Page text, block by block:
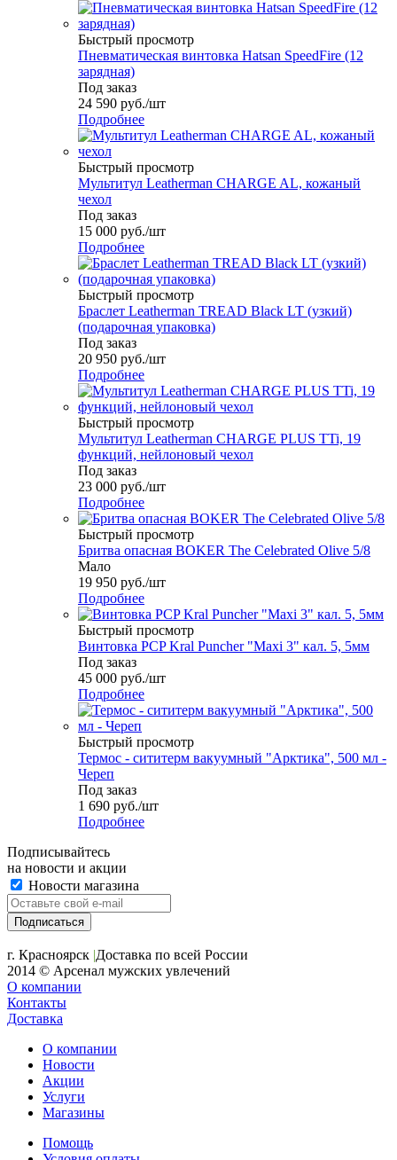
Быстрый просмотр
Пневматическая винтовка Hatsan SpeedFire (12
зарядная)
Под заказ
24 590 руб./шт
Подробнее
Быстрый просмотр
Мультитул Leatherman CHARGE AL, кожаный
чехол
Под заказ
15 000 руб./шт
Подробнее
Быстрый просмотр
Браслет Leatherman TREAD Black LT (узкий)
(подарочная упаковка)
Под заказ
20 950 руб./шт
Подробнее
Быстрый просмотр
Мультитул Leatherman CHARGE PLUS TTi, 19
функций, нейлоновый чехол
Под заказ
23 000 руб./шт
Подробнее
Быстрый просмотр
Бритва опасная BOKER The Celebrated Olive 5/8
Мало
19 950 руб./шт
Подробнее
Быстрый просмотр
Винтовка PCP Kral Puncher "Maxi 3" кал. 5, 5мм
Под заказ
45 000 руб./шт
Подробнее
Быстрый просмотр
Термос - сититерм вакуумный "Арктика", 500 мл -
Череп
Под заказ
1 690 руб./шт
Подробнее
Подписывайтесь
на новости и акции
Новости магазина
г. Красноярск |Доставка по всей России
2014 © Арсенал мужских увлечений
О компании
Контакты
Доставка
О компании
Новости
Акции
Услуги
Магазины
Помощь